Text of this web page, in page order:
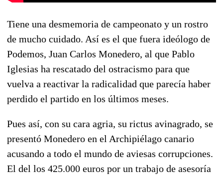
Tiene una desmemoria de campeonato y un rostro
de mucho cuidado. Así es el que fuera ideólogo de
Podemos, Juan Carlos Monedero, al que Pablo
Iglesias ha rescatado del ostracismo para que
vuelva a reactivar la radicalidad que parecía haber
perdido el partido en los últimos meses.
Pues así, con su cara agria, su rictus avinagrado, se
presentó Monedero en el Archipiélago canario
acusando a todo el mundo de aviesas corrupciones.
El del los 425.000 euros por un trabajo de asesoría